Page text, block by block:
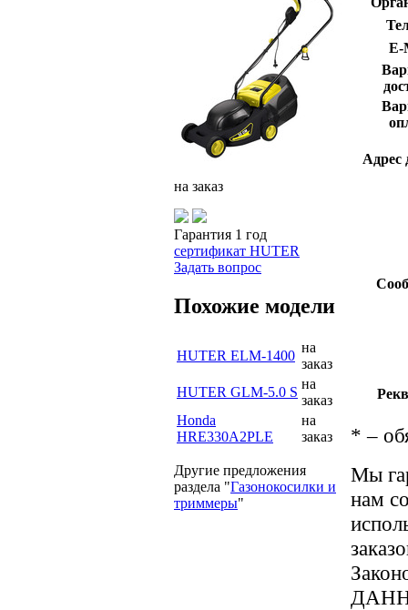
на заказ
Гарантия 1 год
сертификат HUTER
Задать вопрос
Похожие модели
HUTER ELM-1400
на
заказ
HUTER GLM-5.0 S
на
заказ
Honda
HRE330A2PLE
на
заказ
Другие предложения
раздела "Газонокосилки и
триммеры"
E-
Адрес
* –
Мы
нам